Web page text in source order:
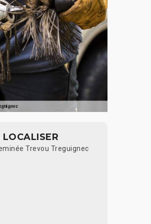
LOCALISER
Trevou Treguignec